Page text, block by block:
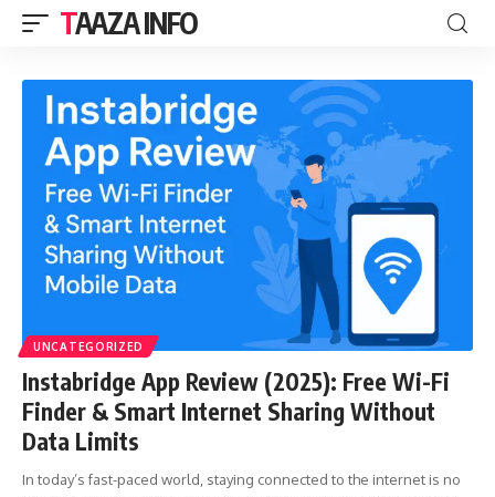
TAAZA INFO
UNCATEGORIZED
Instabridge App Review (2025): Free Wi-Fi
Finder & Smart Internet Sharing Without
Data Limits
In today’s fast-paced world, staying connected to the internet is no